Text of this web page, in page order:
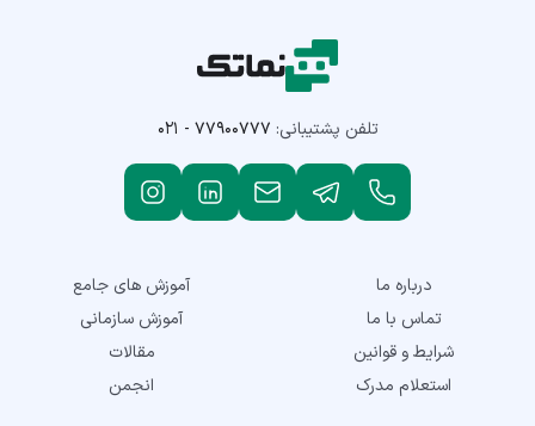
تلفن پشتیبانی: ۰۲۱ - ۷۷۹۰۰۷۷۷
درباره ما
تماس با ما
شرایط و قوانین
استعلام مدرک
آموزش های جامع
آموزش سازمانی
مقالات
انجمن